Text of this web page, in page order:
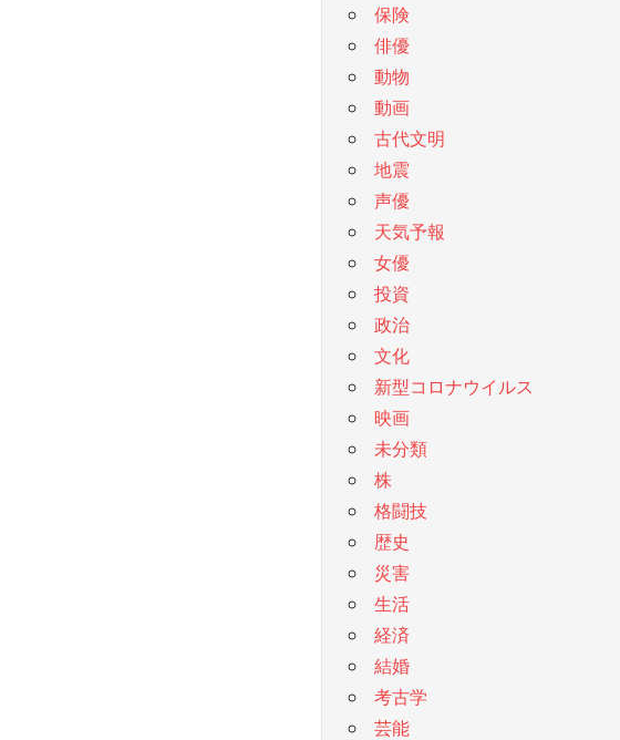
保険
俳優
動物
動画
古代文明
地震
声優
天気予報
女優
投資
政治
文化
新型コロナウイルス
映画
未分類
株
格闘技
歴史
災害
生活
経済
結婚
考古学
芸能